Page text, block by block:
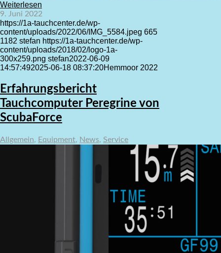
Weiterlesen
9. Juni 2022
https://1a-tauchcenter.de/wp-
content/uploads/2022/06/IMG_5584.jpeg 665
1182 stefan https://1a-tauchcenter.de/wp-
content/uploads/2018/02/logo-1a-
300x259.png stefan2022-06-09
14:57:492025-06-18 08:37:20Hemmoor 2022
Erfahrungsbericht
Tauchcomputer Peregrine von
ScubaForce
Allgemein, Equipment, News, Service